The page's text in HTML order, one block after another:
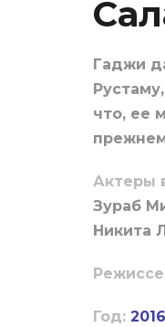
Гаджи
что, ее
Актеры
Зураб
Никита
Год: 2016